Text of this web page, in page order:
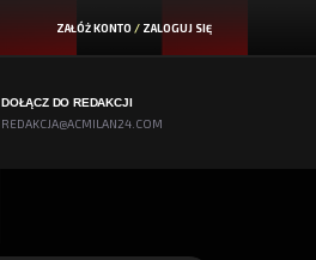
ZAŁÓŻ KONTO / ZALOGUJ SIĘ
DOŁĄCZ DO REDAKCJI
REDAKCJA@ACMILAN24.COM